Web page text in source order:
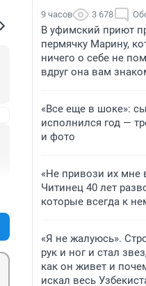
9 часов 3 678
В уфимский приют
пермячку Марину,
ничего о себе не
вдруг она вам
«Все еще в шоке»:
исполнился год —
и фото
«Не привози их мне
Читинец 40 лет
которые всегда к
«Я не жалуюсь».
рук и ног и стал
как он живет и
искал весь